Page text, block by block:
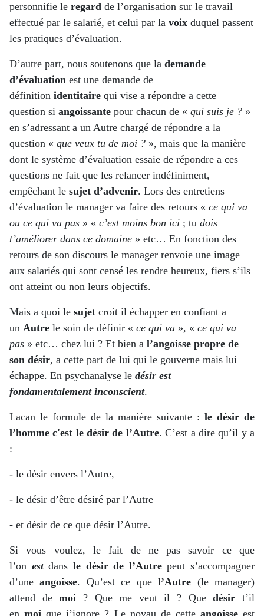
personnifie le regard de l’organisation sur le travail
effectué par le salarié, et celui par la voix duquel passent
les pratiques d’évaluation.
D’autre part, nous soutenons que la demande
d’évaluation est une demande de
définition identitaire qui vise a répondre a cette
question si angoissante pour chacun de « qui suis je ? »
en s’adressant a un Autre chargé de répondre a la
question « que veux tu de moi ? », mais que la manière
dont le système d’évaluation essaie de répondre a ces
questions ne fait que les relancer indéfiniment,
empêchant le sujet d’advenir. Lors des entretiens
d’évaluation le manager va faire des retours « ce qui va
ou ce qui va pas » « c’est moins bon ici ; tu dois
t’améliorer dans ce domaine » etc… En fonction des
retours de son discours le manager renvoie une image
aux salariés qui sont censé les rendre heureux, fiers s’ils
ont atteint ou non leurs objectifs.
Mais a quoi le sujet croit il échapper en confiant a
un Autre le soin de définir « ce qui va », « ce qui va
pas » etc… chez lui ? Et bien a l’angoisse propre de
son désir, a cette part de lui qui le gouverne mais lui
échappe. En psychanalyse le désir est
fondamentalement inconscient.
Lacan le formule de la manière suivante : le désir de
l’homme c'est le désir de l’Autre. C’est a dire qu’il y a
:
- le désir envers l’Autre,
- le désir d’être désiré par l’Autre
- et désir de ce que désir l’Autre.
Si vous voulez, le fait de ne pas savoir ce que
l’on estdans le désir de l’Autrepeut s’accompagner
d’uneangoisse. Qu’est ce quel’Autre (le manager)
attend demoi ? Que me veut il ? Quedésir t’il
enmoi que j’ignore ? Le noyau de cette angoisseest